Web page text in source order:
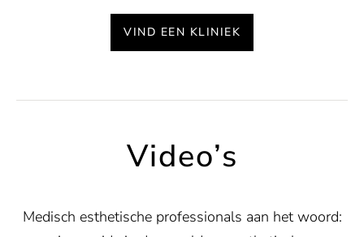
VIND EEN KLINIEK
Video’s
Medisch esthetische professionals aan het woord: